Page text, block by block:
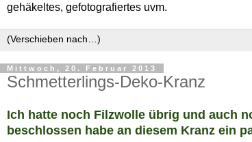
gehäkeltes, gefotografiertes uvm.
Mittwoch, 20. Februar 2013
Schmetterlings-Deko-Kranz
Ich hatte noch Filzwolle übrig und auch
beschlossen habe an diesem Kranz ein